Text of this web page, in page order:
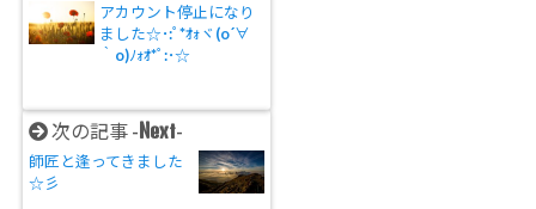
アカウント停止になり
ました☆･:ﾟ*ｵｫヾ(o´∀
｀o)ﾉｫｵ*ﾟ:･☆
次の記事 -Next-
師匠と逢ってきました
☆彡